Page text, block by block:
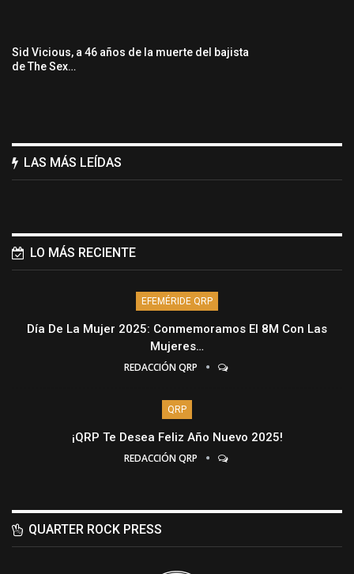
Sid Vicious, a 46 años de la muerte del bajista
de The Sex…
LAS MÁS LEÍDAS
LO MÁS RECIENTE
EFEMÉRIDE QRP
Día De La Mujer 2025: Conmemoramos El 8M Con Las
Mujeres…
REDACCIÓN QRP
QRP
¡QRP Te Desea Feliz Año Nuevo 2025!
REDACCIÓN QRP
QUARTER ROCK PRESS